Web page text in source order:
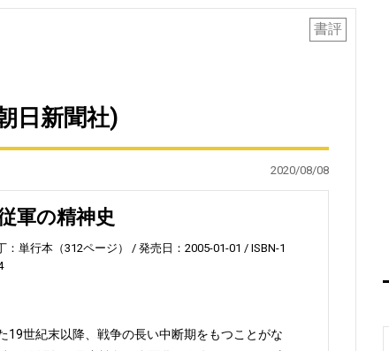
書評
日新聞社)
2020/08/08
軍の精神史
：単行本（312ページ） 発売日：2005-01-01
ISBN-1
19世紀末以降、戦争の長い中断期をもつことがな